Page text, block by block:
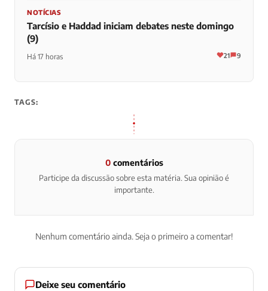
NOTÍCIAS
Tarcísio e Haddad iniciam debates neste domingo
(9)
Há 17 horas 21 9
TAGS:
0comentários
Participe da discussão sobre esta matéria. Sua opinião é
importante.
Nenhum comentário ainda. Seja o primeiro a comentar!
Deixe seu comentário